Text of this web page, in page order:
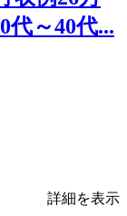
代～40代...
詳細を表示